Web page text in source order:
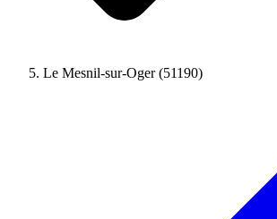
Le Mesnil-sur-Oger (51190)